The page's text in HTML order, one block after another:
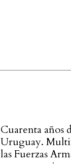
Cuarenta años
Uruguay.
las Fuerzas